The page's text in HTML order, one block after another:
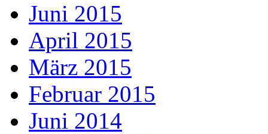
Juni 2015
April 2015
März 2015
Februar 2015
Juni 2014